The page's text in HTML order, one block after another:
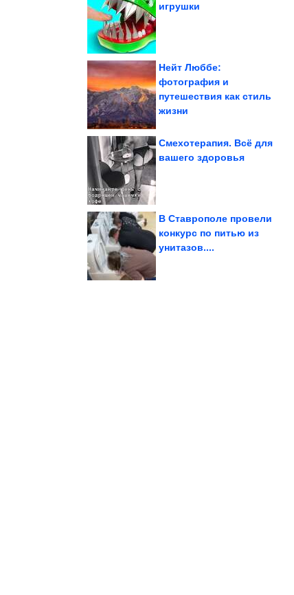
В Хабаровске мужчина
игрушки
Нейт Люббе:
фотография и
путешествия как стиль
жизни
Смехотерапия. Всё для
вашего здоровья
Смирнов
В Ставрополе провели
конкурс по питью из
унитазов....